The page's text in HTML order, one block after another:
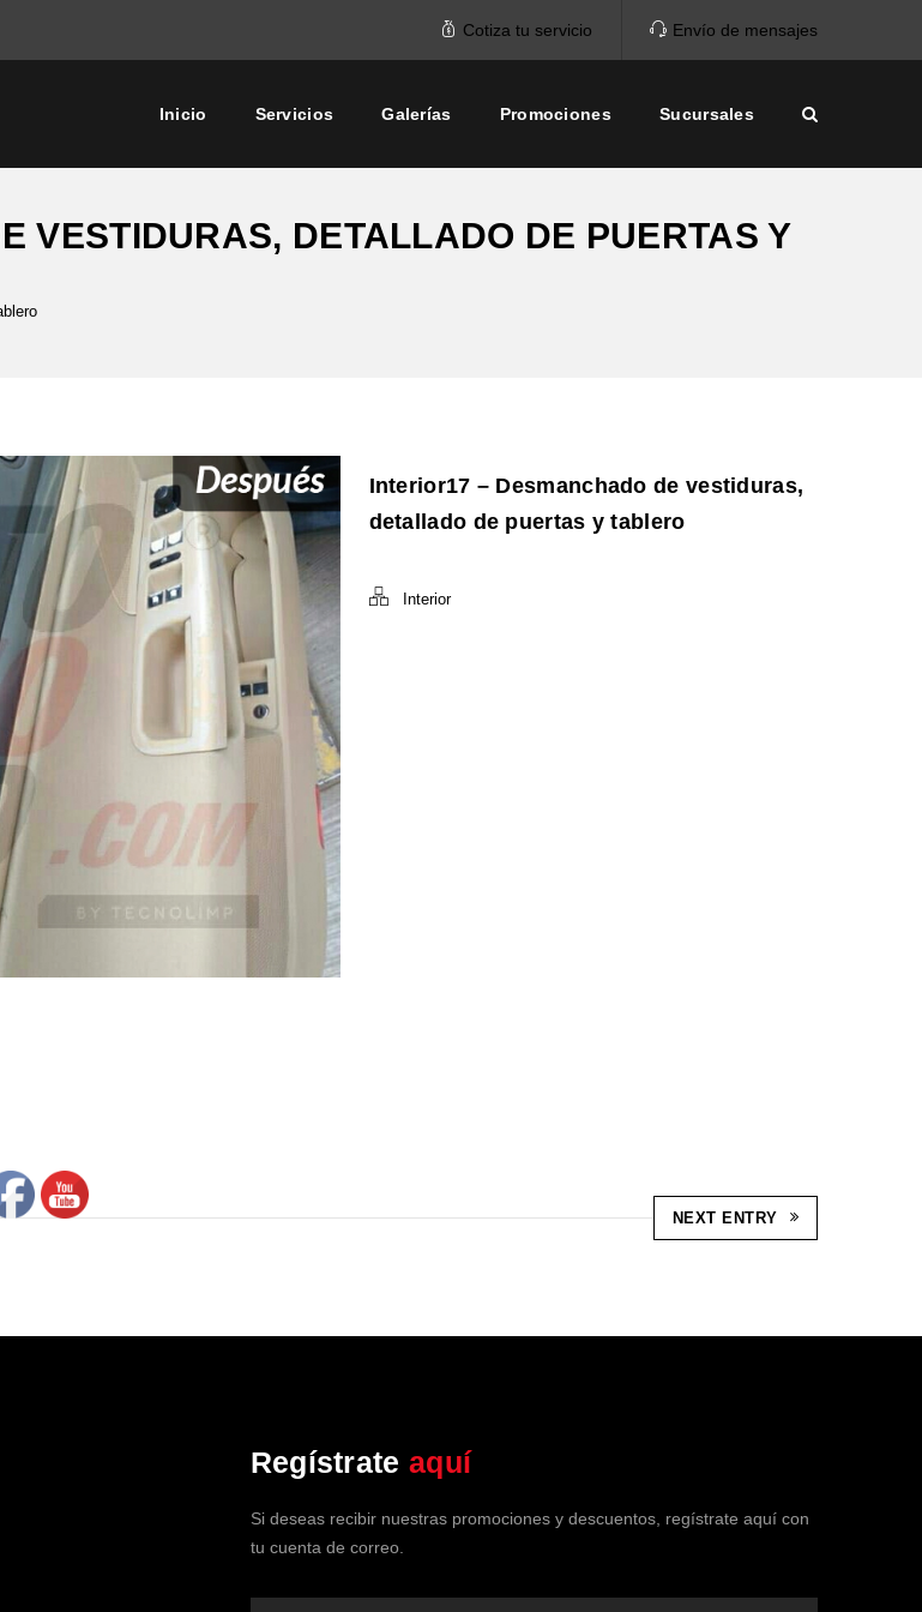
Cotiza tu servicio Envío de mensajes
Inicio Servicios Galerías Promociones Sucursales
VESTIDURAS, DETALLADO DE PUERTAS Y
Interior17 – Desmanchado de vestiduras,
detallado de puertas y tablero
Interior
NEXT ENTRY
Regístrate aquí
Si deseas recibir nuestras promociones y descuentos, regístrate aquí con
tu cuenta de correo.